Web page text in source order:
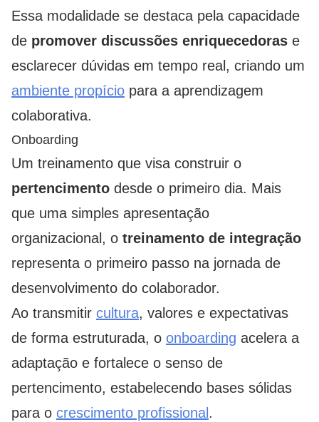
Essa modalidade se destaca pela capacidade
de promover discussões enriquecedoras e
esclarecer dúvidas em tempo real, criando um
ambiente propício para a aprendizagem
colaborativa.
Onboarding
Um treinamento que visa construir o
pertencimento desde o primeiro dia. Mais
que uma simples apresentação
organizacional, o treinamento de integração
representa o primeiro passo na jornada de
desenvolvimento do colaborador.
Ao transmitir cultura, valores e expectativas
de forma estruturada, o onboarding acelera a
adaptação e fortalece o senso de
pertencimento, estabelecendo bases sólidas
para o crescimento profissional .